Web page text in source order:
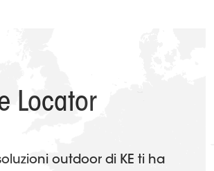
Locator
outdoor di KE ti ha